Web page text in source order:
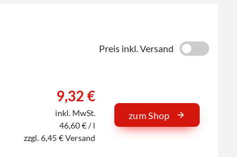
Preis inkl. Versand
9,32 €
inkl. MwSt.
46,60 € / l
zzgl. 6,45 € Versand
zum Shop